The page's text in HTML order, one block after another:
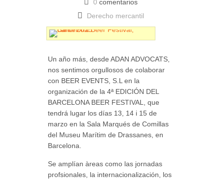
0 comentarios
Derecho mercantil
Un año más, desde ADAN ADVOCATS,
nos sentimos orgullosos de colaborar
con BEER EVENTS, S.L en la
organización de la 4ª EDICIÓN DEL
BARCELONA BEER FESTIVAL, que
tendrá lugar los días 13, 14 i 15 de
marzo en la Sala Marqués de Comillas
del Museu Marítim de Drassanes, en
Barcelona.
Se amplían àreas como las jornadas
profsionales, la internacionalización, los